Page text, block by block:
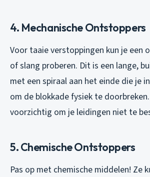
4. Mechanische Ontstoppers
Voor taaie verstoppingen kun je een
of slang proberen. Dit is een lange,
met een spiraal aan het einde die je
om de blokkade fysiek te
voorzichtig om je leidingen niet te
5. Chemische Ontstoppers
Pas op met chemische middelen! Ze